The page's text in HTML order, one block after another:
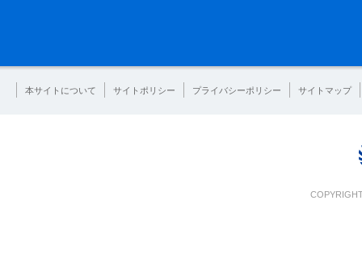
本サイトについて サイトポリシー プライバシーポリシー サイトマップ